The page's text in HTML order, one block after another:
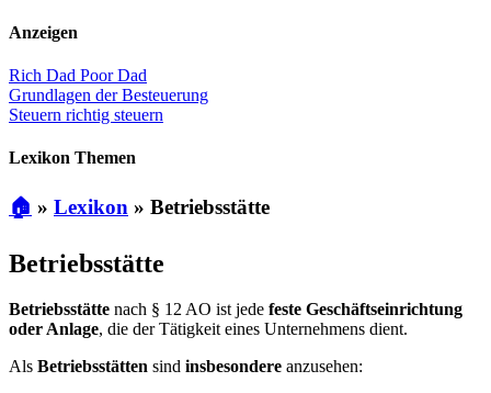
Anzeigen
Rich Dad Poor Dad
Grundlagen der Besteuerung
Steuern richtig steuern
Lexikon Themen
🏠 » Lexikon » Betriebsstätte
Betriebsstätte
Betriebsstätte nach § 12 AO ist jede feste Geschäftseinrichtung
oder Anlage, die der Tätigkeit eines Unternehmens dient.
Als Betriebsstätten sind insbesondere anzusehen: